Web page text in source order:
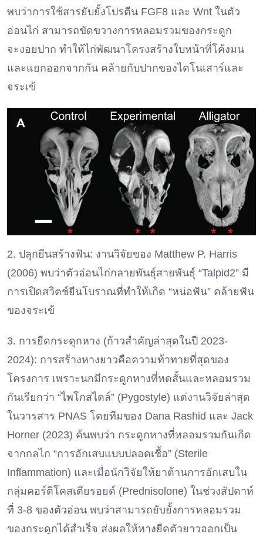
พบว่าการใช้สารยับยั้งโปรตีน FGF8 และ Wnt ในตัว
อ่อนไก่ สามารถขัดขวางการหลอมรวมของกระดูก
จะงอยปาก ทำให้ไก่พัฒนาโครงสร้างใบหน้าที่โค้งมน
และแยกออกจากกัน คล้ายกับปากของไดโนเสาร์และ
จระเข้
2. ปลุกยีนสร้างฟัน: งานวิจัยของ Matthew P. Harris
(2006) พบว่าตัวอ่อนไก่กลายพันธุ์สายพันธุ์ “Talpid2” มี
การเปิดสวิตช์ยีนโบราณที่ทำให้เกิด “หน่อฟัน” คล้ายฟัน
ของจระเข้
3. การยืดกระดูกหาง (ก้าวสำคัญล่าสุดในปี 2023-
2024): การสร้างหางยาวคือความท้าทายที่สุดของ
โครงการ เพราะนกมีกระดูกหางที่หดสั้นและหลอมรวม
กันเรียกว่า “ไพโกสไตล์” (Pygostyle) แต่งานวิจัยล่าสุด
ในวารสาร PNAS โดยทีมของ Dana Rashid และ Jack
Horner (2023) ค้นพบว่า กระดูกหางที่หลอมรวมกันเกิด
จากกลไก “การอักเสบแบบปลอดเชื้อ” (Sterile
Inflammation) และเมื่อนักวิจัยให้ยาต้านการอักเสบใน
กลุ่มคอร์ติโคสเตียรอยด์ (Prednisolone) ในช่วงสัปดาห์
ที่ 3-8 ของตัวอ่อน พบว่าสามารถยับยั้งการหลอมรวม
ของกระดูกได้สำเร็จ ส่งผลให้หางยืดตัวยาวออกเป็น